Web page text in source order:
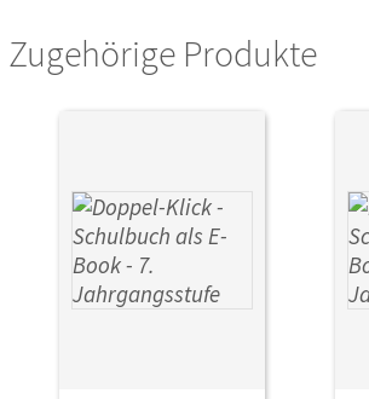
Michael; Paszulewicz, Mattheus;
Hundhammer, Petra; Schlumpp,
Zugehörige Produkte